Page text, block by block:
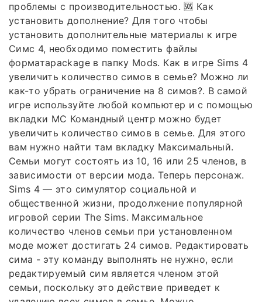
проблемы с производительностью. 🆘 Как
установить дополнение? Для того чтобы
установить дополнительные материалы к игре
Симс 4, необходимо поместить файлы
форматаpackage в папку Mods. Как в игре Sims 4
увеличить количество симов в семье? Можно ли
как-то убрать ограничение на 8 симов?. В самой
игре используйте любой компьютер и с помощью
вкладки МС Командный центр можно будет
увеличить количество симов в семье. Для этого
вам нужно найти там вкладку Максимальный.
Семьи могут состоять из 10, 16 или 25 членов, в
зависимости от версии мода. Теперь персонаж.
Sims 4 — это симулятор социальной и
общественной жизни, продолжение популярной
игровой серии The Sims. Максимальное
количество членов семьи при установленном
моде может достигать 24 симов. Редактировать
сима - эту команду выполнять не нужно, если
редактируемый сим является членом этой
семьи, поскольку это действие приведет к